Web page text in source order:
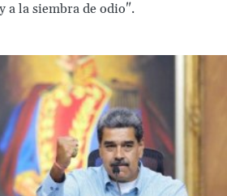
a la siembra de odio".